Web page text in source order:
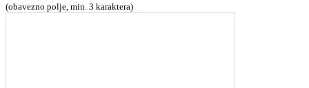
(obavezno polje, min. 3 karaktera)